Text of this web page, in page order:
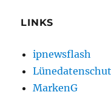
LINKS
ipnewsflash
MarkenG